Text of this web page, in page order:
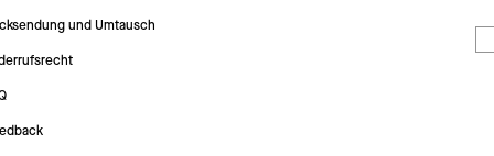
und Umtausch